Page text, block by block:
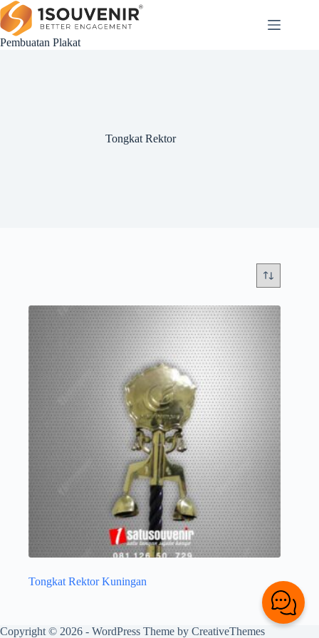
Skip
to
content
Pembuatan Plakat
Tongkat Rektor
Tongkat Rektor Kuningan
Copyright © 2026 - WordPress Theme by CreativeThemes